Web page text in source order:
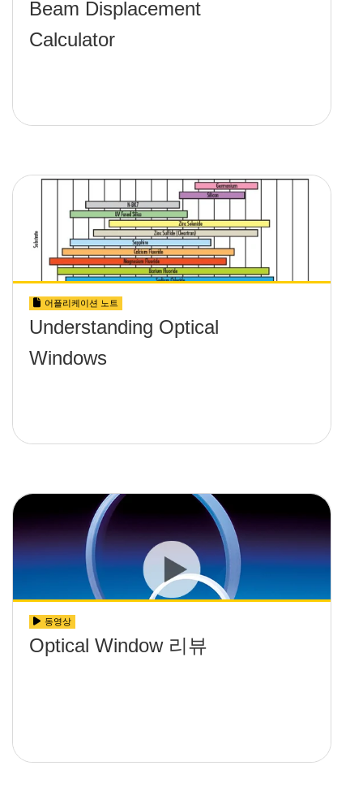
Beam Displacement
Calculator
어플리케이션 노트
Understanding Optical
Windows
동영상
Optical Window 리뷰